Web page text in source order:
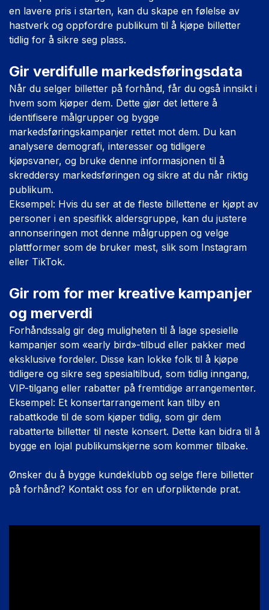
en lavere pris i starten, kan du skape en følelse av
hastverk og oppfordre publikum til å kjøpe billetter
tidlig for å sikre seg plass.
Gir verdifulle markedsføringsdata
Når du selger billetter på forhånd, får du også innsikt i
hvem som kjøper dem. Dette gjør det lettere å
identifisere målgrupper og bygge
markedsføringskampanjer rettet mot dem. Du kan
analysere demografi, interesser og tidligere
kjøpsvaner, og bruke denne informasjonen til å
skreddersy markedsføringen og sikre at du når riktig
publikum.
Eksempel: Hvis du ser at de fleste billettene er kjøpt av
personer i en spesifikk aldersgruppe, kan du justere
annonseringen mot denne målgruppen og velge
plattformer som de bruker mest, slik som Instagram
eller TikTok.
Gir rom for mer kreative kampanjer
og merverdi
Forhåndssalg gir deg muligheten til å lage spesielle
kampanjer som «early bird»-tilbud eller pakker med
eksklusive fordeler. Disse kan lokke folk til å kjøpe
tidligere og sikre seg spesialtilbud, som tidlig inngang,
VIP-tilgang eller rabatter på fremtidige arrangementer.
Eksempel: Et konsertarrangement kan tilby en
rabattkode til de som kjøper tidlig, som gir dem
rabatterte billetter til neste konsert. Dette kan bidra til å
bygge en lojal publikumskjerne som kommer tilbake.
Ønsker du å bygge kundeklubb og selge flere billetter
på forhånd? Kontakt oss for en uforpliktende prat.